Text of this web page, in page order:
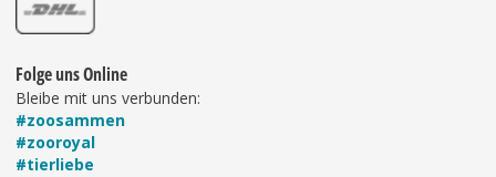
Folge uns Online
Bleibe mit uns verbunden:
#zoosammen
#zooroyal
#tierliebe